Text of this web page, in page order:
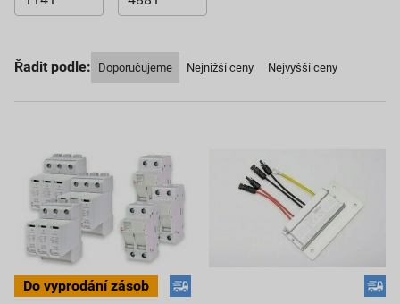
Řadit podle: Doporučujeme Nejnižší ceny Nejvyšší ceny